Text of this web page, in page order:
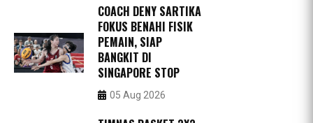
COACH DENY SARTIKA
FOKUS BENAHI FISIK
PEMAIN, SIAP
BANGKIT DI
SINGAPORE STOP
05 Aug 2026